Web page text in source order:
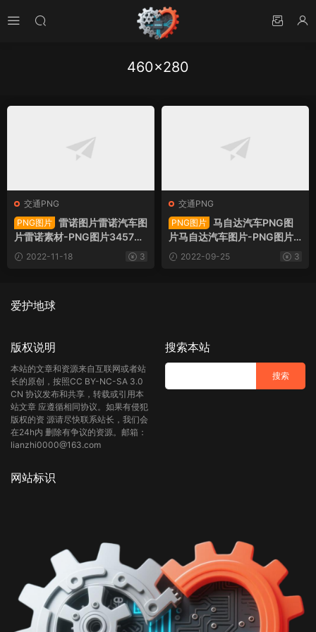
460×280
交通PNG
PNG图片 雷诺图片雷诺汽车图
片雷诺素材-PNG图片34579
下载2022-11-18 3
交通PNG
PNG图片 马自达汽车PNG图
片马自达汽车图片-PNG图片3
5080下载
2022-09-25 3
爱护地球
版权说明
本站的文章和资源来自互联网或者站
长的原创，按照CC BY-NC-SA 3.0
CN 协议发布和共享，转载或引用本
站文章 应遵循相同协议。如果有侵犯
版权的资 源请尽快联系站长，我们会
在24h内 删除有争议的资源。邮箱：
lianzhi0000@163.com
搜索本站
网站标识